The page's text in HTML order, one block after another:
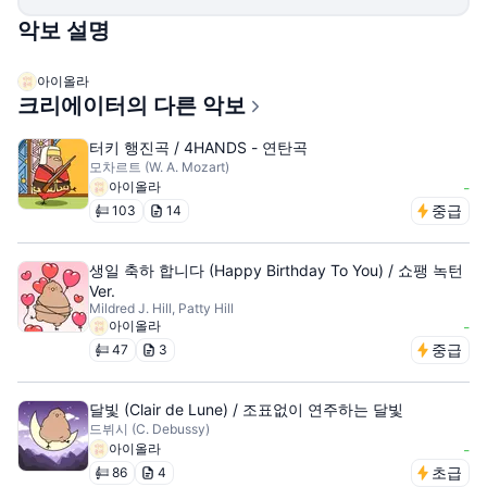
악보 설명
아이올라
크리에이터의 다른 악보
터키 행진곡 / 4HANDS - 연탄곡
모차르트 (W. A. Mozart)
아이올라
-
103 14 중급
생일 축하 합니다 (Happy Birthday To You) / 쇼팽 녹턴
Ver.
Mildred J. Hill, Patty Hill
아이올라
-
47 3 중급
달빛 (Clair de Lune) / 조표없이 연주하는 달빛
드뷔시 (C. Debussy)
아이올라
-
86 4 초급